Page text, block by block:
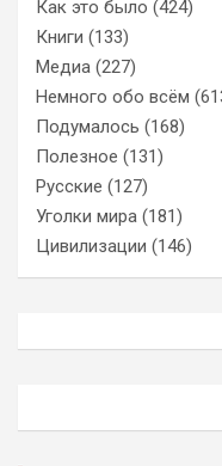
Как это было (424)
Книги (133)
Медиа (227)
Немного обо всём
Подумалось (168)
Полезное (131)
Русские (127)
Уголки мира (181)
Цивилизации (146)